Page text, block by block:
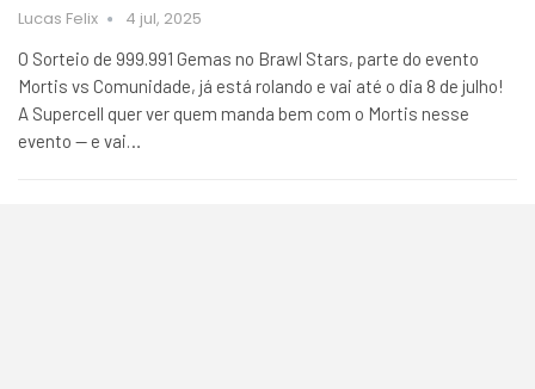
Lucas Felix 4 jul, 2025
O Sorteio de 999.991 Gemas no Brawl Stars, parte do evento
Mortis vs Comunidade, já está rolando e vai até o dia 8 de julho!
A Supercell quer ver quem manda bem com o Mortis nesse
evento — e vai…